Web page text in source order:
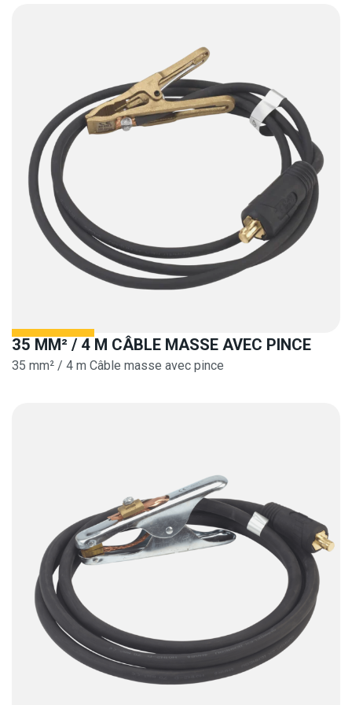
35 MM² / 4 M CÂBLE MASSE AVEC PINCE
35 mm² / 4 m Câble masse avec pince